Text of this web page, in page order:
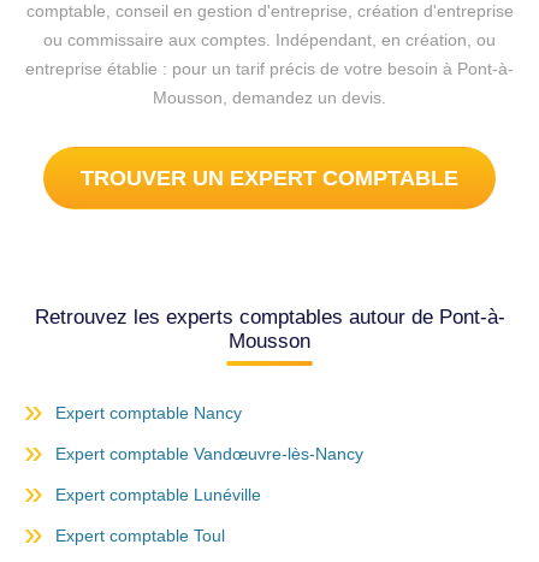
comptable, conseil en gestion d'entreprise, création d'entreprise
ou commissaire aux comptes. Indépendant, en création, ou
entreprise établie : pour un tarif précis de votre besoin à Pont-à-
Mousson, demandez un devis.
TROUVER UN EXPERT COMPTABLE
Retrouvez les experts comptables autour de Pont-à-
Mousson
Expert comptable Nancy
Expert comptable Vandœuvre-lès-Nancy
Expert comptable Lunéville
Expert comptable Toul